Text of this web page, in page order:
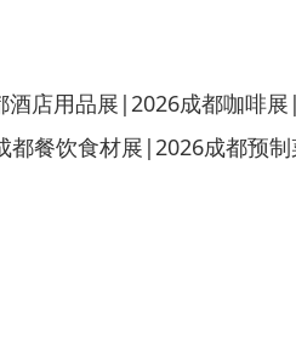
酒店用品展|2026成都咖啡
餐饮食材展|2026成都预